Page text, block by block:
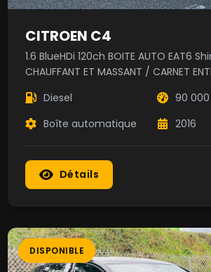
CITROEN C4
1.6 BlueHDi 120ch BOITE AUTO EAT6
CHAUFFANT ET MASSANT / CARNET
Diesel
90
Boîte automatique
2016
Détails
DISPONIBLE